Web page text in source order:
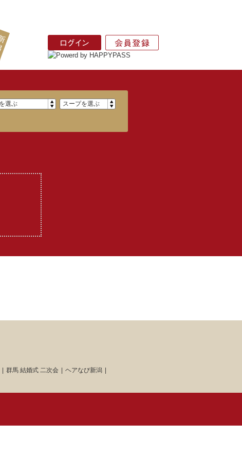
群馬 結婚式 二次会
ヘアなび新潟